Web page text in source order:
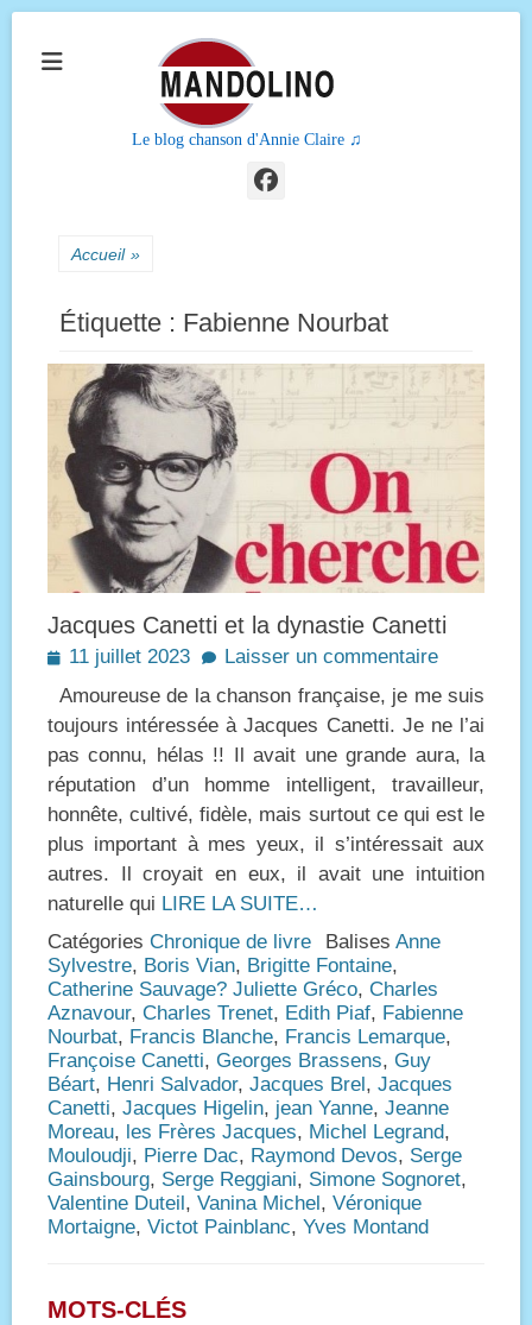
Le blog chanson d'Annie Claire ♫
Facebook
Accueil »
Étiquette : Fabienne Nourbat
Jacques Canetti et la dynastie Canetti
Posted
11 juillet 2023
Laisser un commentaire
Amoureuse de la chanson française, je me suis
toujours intéressée à Jacques Canetti. Je ne l’ai
pas connu, hélas !! Il avait une grande aura, la
réputation d’un homme intelligent, travailleur,
honnête, cultivé, fidèle, mais surtout ce qui est le
plus important à mes yeux, il s’intéressait aux
autres. Il croyait en eux, il avait une intuition
naturelle qui LIRE LA SUITE…
Catégories Chronique de livre Balises Anne
Sylvestre, Boris Vian, Brigitte Fontaine,
Catherine Sauvage? Juliette Gréco, Charles
Aznavour, Charles Trenet, Edith Piaf, Fabienne
Nourbat, Francis Blanche, Francis Lemarque,
Françoise Canetti, Georges Brassens, Guy
Béart, Henri Salvador, Jacques Brel , Jacques
Canetti, Jacques Higelin, jean Yanne, Jeanne
Moreau, les Frères Jacques, Michel Legrand,
Mouloudji, Pierre Dac, Raymond Devos, Serge
Gainsbourg, Serge Reggiani, Simone Sognoret,
Valentine Duteil , Vanina Michel , Véronique
Mortaigne, Victot Painblanc, Yves Montand
MOTS-CLÉS